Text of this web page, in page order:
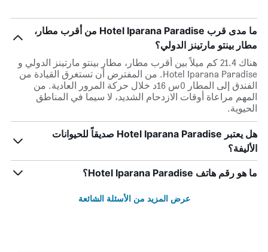
ما مدى قرب Hotel Iparana Paradise من أقرب مطار،
مطار بينتو مارتينز الدولي؟
هناك 21.4 كم ميلاً بين أقرب مطار، مطار بينتو مارتينز الدولي و
Hotel Iparana Paradise. من المفترض أن تستغرق القيادة من
الفندق إلى المطار 0س 16د خلال حركة المرور العادية. من
المهم مراعاة أوقات الازدحام الشديد، لا سيما في المناطق
الحيوية.
هل يعتبر Hotel Iparana Paradise صديقاً للحيوانات
الأليفة؟
ما هو رقم هاتف Hotel Iparana Paradise؟
عرض المزيد من الأسئلة الشائعة